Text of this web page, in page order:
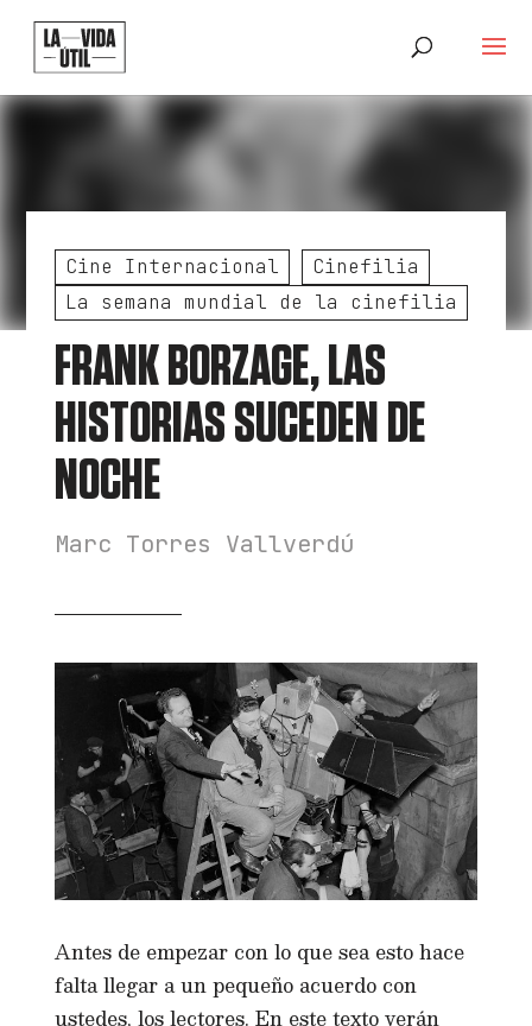
Cine Internacional
Cinefilia
La semana mundial de la cinefilia
FRANK BORZAGE, LAS
HISTORIAS SUCEDEN DE
NOCHE
Marc Torres Vallverdú
Antes de empezar con lo que sea esto hace
falta llegar a un pequeño acuerdo con
ustedes, los lectores. En este texto verán